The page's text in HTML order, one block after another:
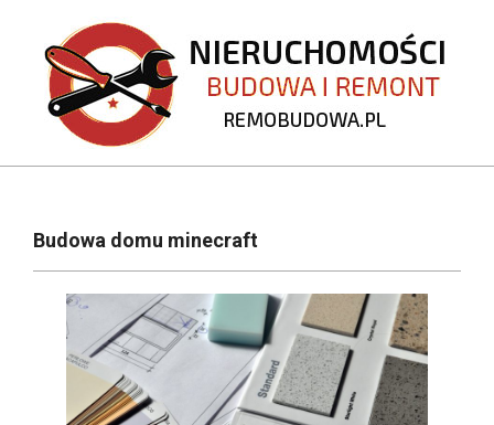
content
REMOBUDOWA.PL
NavigationBudowa domu minecraft